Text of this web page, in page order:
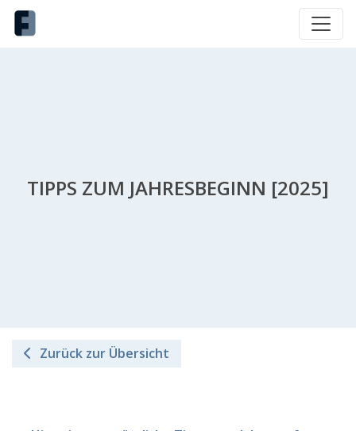
TIPPS ZUM JAHRESBEGINN [2025]
Zurück zur Übersicht